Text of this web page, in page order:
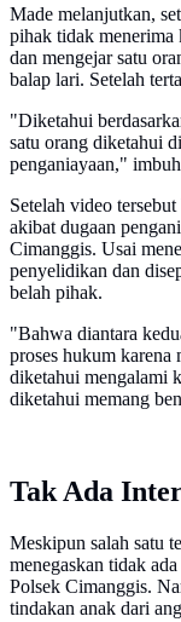
Made melanjutkan,
pihak tidak menerima
dan mengejar satu
balap lari. Setelah
"Diketahui
satu orang diketahui
penganiayaan,"
Setelah video
akibat dugaan
Cimanggis. Usai
penyelidikan dan
belah pihak.
"Bahwa diantara
proses hukum karena
diketahui mengalami
diketahui memang
Tak Ada
Meskipun salah satu
menegaskan tidak
Polsek Cimanggis.
tindakan anak dari